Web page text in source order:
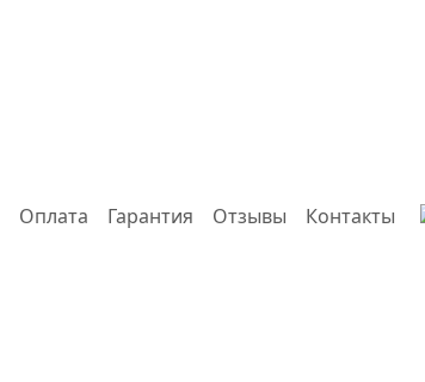
Оплата Гарантия Отзывы
Контакты